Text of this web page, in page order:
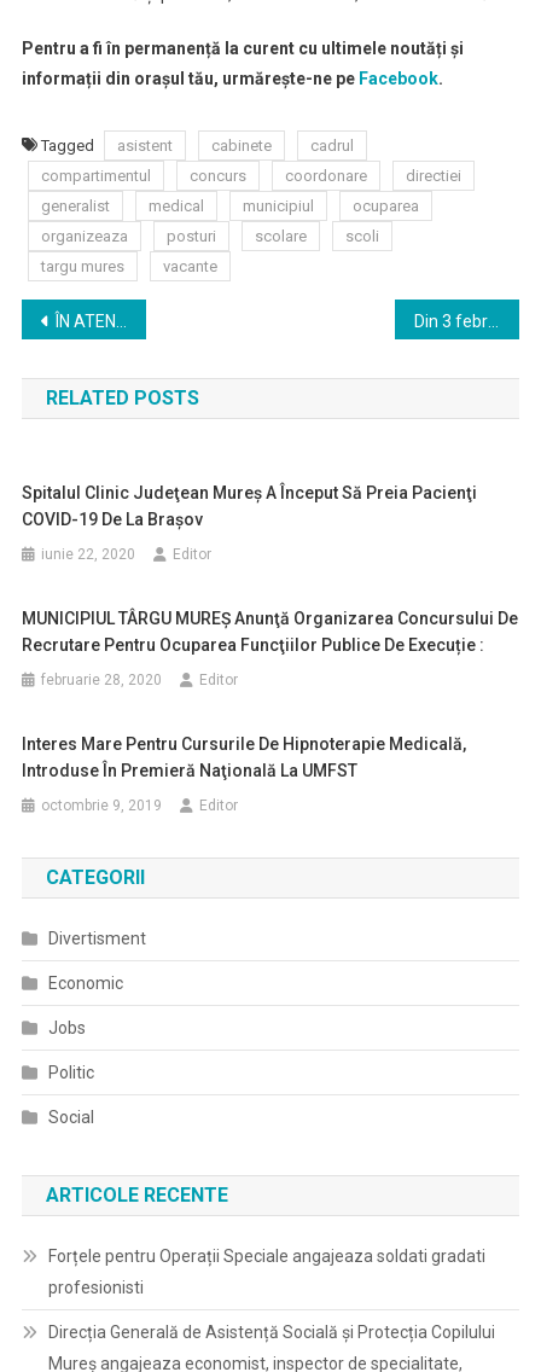
Pentru a fi în permanență la curent cu ultimele noutăți și
informații din orașul tău, urmărește-ne pe Facebook.
Tagged asistent cabinete
cadrul
compartimentul
concurs coordonare
directiei
generalist
medical municipiul
ocuparea
organizeaza
posturi scolare
scoli
targu mures
vacante
Navigare
în
articole
ÎN ATENŢIA Asociatiilor de Proprietari!
RELATED POSTS
Spitalul Clinic Judeţean Mureş A Început Să Preia Pacienţi
COVID-19 De La Braşov
iunie 22, 2020 Editor
MUNICIPIUL TÂRGU MUREŞ Anunţă Organizarea Concursului De
Recrutare Pentru Ocuparea Funcţiilor Publice De Execuție :
februarie 28, 2020 Editor
Interes Mare Pentru Cursurile De Hipnoterapie Medicală,
Introduse În Premieră Naţională La UMFST
octombrie 9, 2019 Editor
CATEGORII
Divertisment
Economic
Jobs
Politic
Social
ARTICOLE RECENTE
Forțele pentru Operații Speciale angajeaza soldati gradati
profesionisti
Direcția Generală de Asistență Socială și Protecția Copilului
Mureș angajeaza economist, inspector de specialitate,